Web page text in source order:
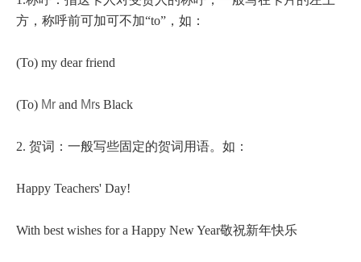
方，称呼前可加可不加“to”，如：
(To) my dear friend
(To) Mr and Mrs Black
2. 贺词：一般写些固定的贺词用语。如：
Happy Teachers' Day!
With best wishes for a Happy New Year敬祝新年快乐